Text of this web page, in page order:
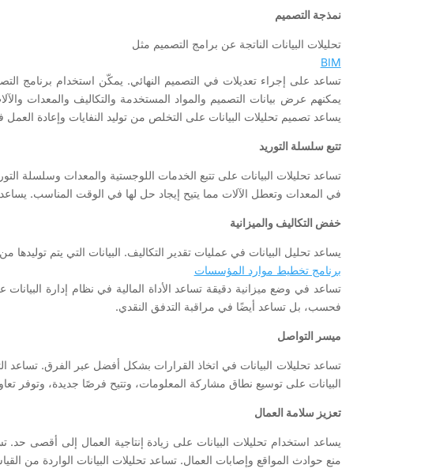
نمذجة التصميم
تحليلات البيانات الناتجة عن برامج التصميم مثل
BIM
تساعد على إجراء تعديلات في التصميم النهائي. يمكّن استخدام برنامج
يمكنهم عرض بيانات التصميم والمواد المستخدمة والتكاليف والمعدات
يساعد تصميم تحليلات البيانات على التخلص من توليد النفايات وإعادة العمل
تتبع سلسلة التوريد
تساعد تحليلات البيانات على تتبع الخدمات اللوجستية والمعدات وسلسلة
في المعدات وتعطل الآلات مما يتيح إيجاد حل لها في الوقت المناسب.
خفض التكاليف والميزانية
يساعد تحليل البيانات في عمليات تقدير التكاليف. البيانات التي يتم توليدها
برنامج تخطيط موارد المؤسسات
تساعد في وضع ميزانية دقيقة تساعد الأداة المالية في نظام إدارة
فحسب، بل تساعد أيضًا في مراقبة التدفق النقدي.
ميسر التواصل
تساعد تحليلات البيانات في اتخاذ القرارات بشكل أفضل عبر الفرق. تساعد
البيانات على توسيع نطاق مشاركة المعلومات، وتتيح فرصًا جديدة، وتوفر
تعزيز سلامة العمال
يساعد استخدام تحليلات البيانات على زيادة إنتاجية العمال إلى أقصى حد.
منع حوادث المواقع وإصابات العمال. تساعد تحليلات البيانات الواردة من